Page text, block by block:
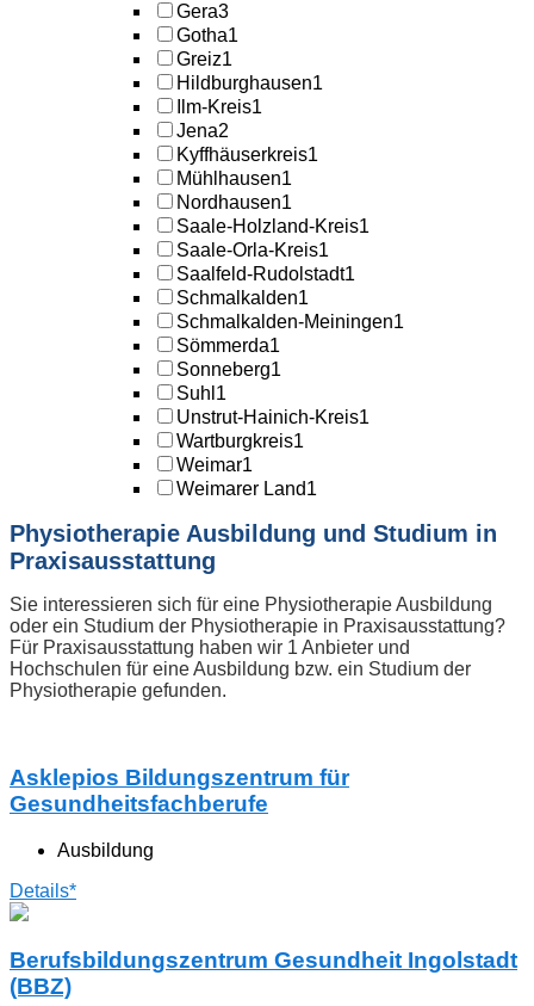
Gera3
Gotha1
Greiz1
Hildburghausen1
Ilm-Kreis1
Jena2
Kyffhäuserkreis1
Mühlhausen1
Nordhausen1
Saale-Holzland-Kreis1
Saale-Orla-Kreis1
Saalfeld-Rudolstadt1
Schmalkalden1
Schmalkalden-Meiningen1
Sömmerda1
Sonneberg1
Suhl 1
Unstrut-Hainich-Kreis1
Wartburgkreis1
Weimar1
Weimarer Land1
Physiotherapie Ausbildung und Studium in
Praxisausstattung
Sie interessieren sich für eine Physiotherapie Ausbildung
oder ein Studium der Physiotherapie in Praxisausstattung?
Für Praxisausstattung haben wir 1 Anbieter und
Hochschulen für eine Ausbildung bzw. ein Studium der
Physiotherapie gefunden.
Asklepios Bildungszentrum für
Gesundheitsfachberufe
Ausbildung
Details*
Berufsbildungszentrum Gesundheit Ingolstadt
(BBZ)